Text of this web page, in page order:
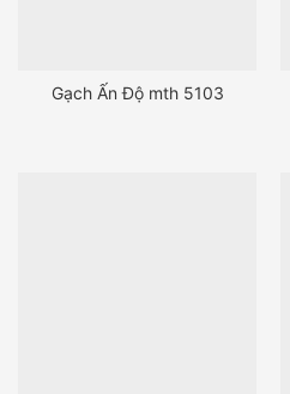
Gạch Ấn Độ mth 5103